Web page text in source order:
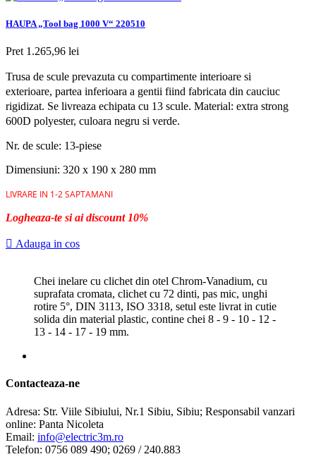
HAUPA „Tool bag 1000 V“ 220510
Pret 1.265,96 lei
Trusa de scule prevazuta cu compartimente interioare si
exterioare, partea inferioara a gentii fiind fabricata din cauciuc
rigidizat. Se livreaza echipata cu 13 scule. Material: extra strong
600D polyester, culoara negru si verde.
Nr. de scule: 13-piese
Dimensiuni: 320 x 190 x 280 mm
LIVRARE IN 1-2 SAPTAMANI
Logheaza-te si ai discount 10%
 Adauga in cos
Chei inelare cu clichet din otel Chrom-Vanadium, cu
suprafata cromata, clichet cu 72 dinti, pas mic, unghi
rotire 5°, DIN 3113, ISO 3318, setul este livrat in cutie
solida din material plastic, contine chei 8 - 9 - 10 - 12 -
13 - 14 - 17 - 19 mm.
Contacteaza-ne
Adresa: Str. Viile Sibiului, Nr.1 Sibiu, Sibiu; Responsabil vanzari
online: Panta Nicoleta
Email: info@electric3m.ro
Telefon: 0756 089 490; 0269 / 240.883